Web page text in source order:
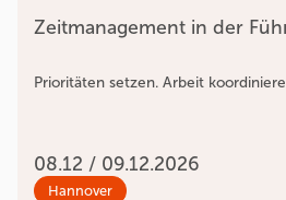
Zeitmanagement in der
Prioritäten setzen. Arbeit
08.12 / 09.12.2026
Hannover